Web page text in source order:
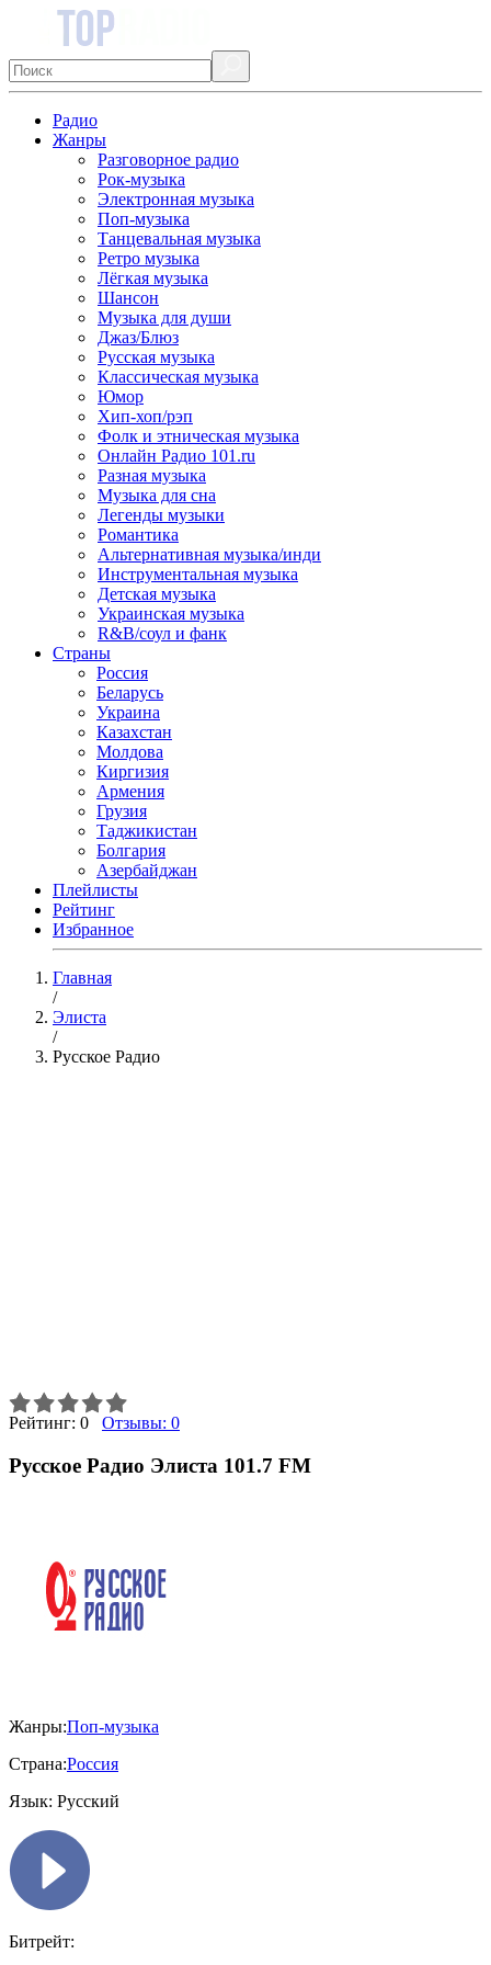
Радио
Жанры
Разговорное радио
Рок-музыка
Электронная музыка
Поп-музыка
Танцевальная музыка
Ретро музыка
Лёгкая музыка
Шансон
Музыка для души
Джаз/Блюз
Русская музыка
Классическая музыка
Юмор
Хип-хоп/рэп
Фолк и этническая музыка
Онлайн Радио 101.ru
Разная музыка
Музыка для сна
Легенды музыки
Романтика
Альтернативная музыка/инди
Инструментальная музыка
Детская музыка
Украинская музыка
R&B/cоул и фанк
Страны
Россия
Беларусь
Украина
Казахстан
Молдова
Киргизия
Армения
Грузия
Таджикистан
Болгария
Азербайджан
Плейлисты
Рейтинг
Избранное
Главная
/
Элиста
/
Русское Радио
Рейтинг: 0 Отзывы: 0
Русское Радио Элиста 101.7 FM
Жанры:Поп-музыка
Страна:Россия
Язык: Русский
Битрейт: